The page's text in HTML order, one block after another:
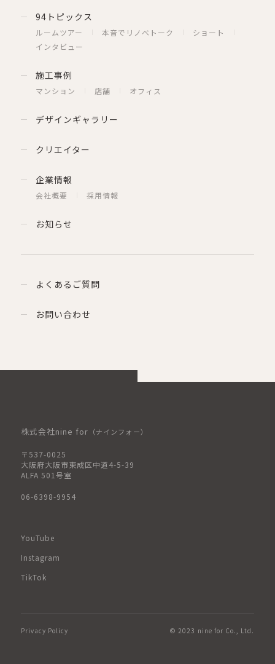
94トピックス
ルームツアー 本音でリノベトーク
ショート
インタビュー
施工事例
マンション 店舗 オフィス
デザインギャラリー
クリエイター
企業情報
会社概要 採用情報
お知らせ
よくあるご質問
お問い合わせ
株式会社nine for （ナインフォー）
〒537-0025
大阪府大阪市東成区中道4-5-39
ALFA 501号室
06-6398-9954
YouTube
Instagram
TikTok
Privacy Policy © 2023 nine for Co., Ltd.